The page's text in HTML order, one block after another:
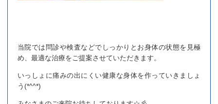
当院では問診や検査などでしっかりとお身体の状態を見極
め、最適な治療をご提案させていただきます。
いっしょに痛みの出にくい健康な身体を作っていきましょ
う(*^^*)